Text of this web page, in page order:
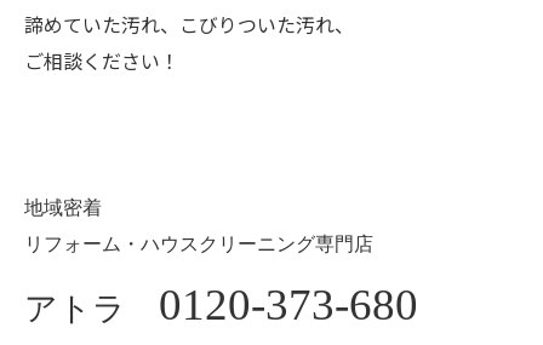
諦めていた汚れ、こびりついた汚れ、
ご相談ください！
地域密着
リフォーム・ハウスクリーニング専門店
アトラ 0120-373-680